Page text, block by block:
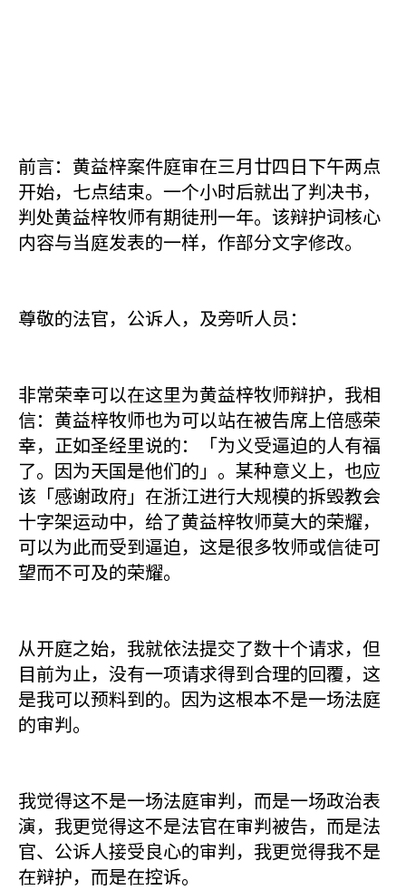
前言：黄益梓案件庭审在三月廿四日下午两点
开始，七点结束。一个小时后就出了判决书，
判处黄益梓牧师有期徒刑一年。该辩护词核心
内容与当庭发表的一样，作部分文字修改。
尊敬的法官，公诉人，及旁听人员：
非常荣幸可以在这里为黄益梓牧师辩护，我相
信：黄益梓牧师也为可以站在被告席上倍感荣
幸，正如圣经里说的：「为义受逼迫的人有福
了。因为天国是他们的」。某种意义上，也应
该「感谢政府」在浙江进行大规模的拆毁教会
十字架运动中，给了黄益梓牧师莫大的荣耀，
可以为此而受到逼迫，这是很多牧师或信徒可
望而不可及的荣耀。
从开庭之始，我就依法提交了数十个请求，但
目前为止，没有一项请求得到合理的回覆，这
是我可以预料到的。因为这根本不是一场法庭
的审判。
我觉得这不是一场法庭审判，而是一场政治表
演，我更觉得这不是法官在审判被告，而是法
官、公诉人接受良心的审判，我更觉得我不是
在辩护，而是在控诉。